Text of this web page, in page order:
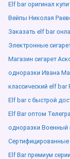
Elf bar оригинал
Вейпы Николая
Заказать elf bar
Электронные
Магазин сигарет
одноразки Ивана
классический elf bar
Elf bar с быстрой
Elf Bar оптом
одноразки Военный
Сертифицированные
Elf Bar премиум